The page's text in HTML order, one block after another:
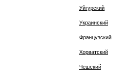
Уйгурский
Украинский
Французский
Хорватский
Чешский